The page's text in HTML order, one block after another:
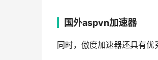
国外aspvn加速器
同时，傲度加速器还具有优